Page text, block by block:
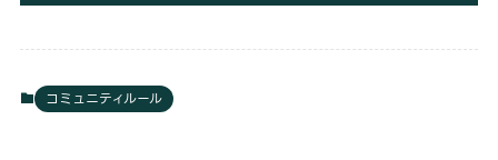
コミュニティルール